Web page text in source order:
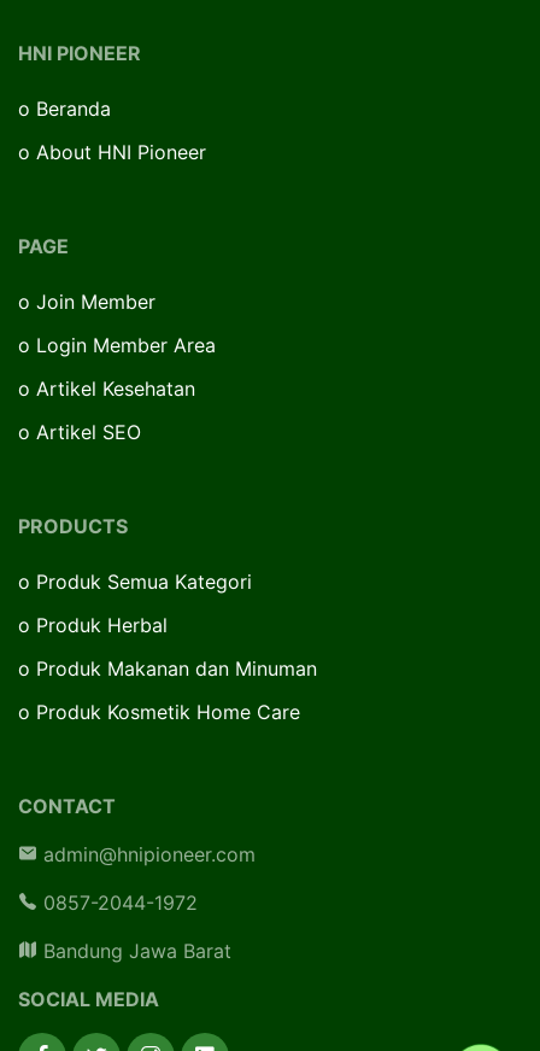
HNI PIONEER
o Beranda
o About HNI Pioneer
PAGE
o Join Member
o Login Member Area
o Artikel Kesehatan
o Artikel SEO
PRODUCTS
o Produk Semua Kategori
o Produk Herbal
o Produk Makanan dan Minuman
o Produk Kosmetik Home Care
CONTACT
admin@hnipioneer.com
0857-2044-1972
Bandung Jawa Barat
SOCIAL MEDIA